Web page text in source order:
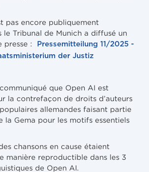
pas encore publiquement
le Tribunal de Munich a diffusé un
presse :
Pressemitteilung 11/2025 -
der Justiz
que Open AI est
la contrefaçon de droits d’auteurs
allemandes faisant partie
la Gema pour les motifs essentiels
chansons en cause étaient
manière reproductible dans les 3
de Open AI.